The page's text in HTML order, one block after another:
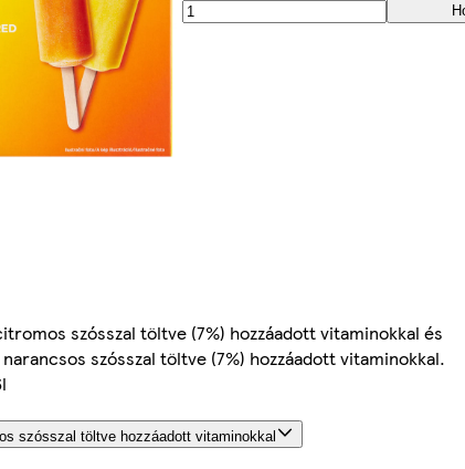
szósszal töltve (7%) hozzáadott vitaminokkal és
szósszal töltve (7%) hozzáadott vitaminokkal.
szósszal töltve hozzáadott vitaminokkal